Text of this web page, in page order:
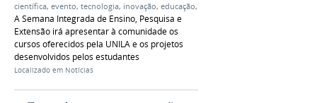
científica, evento, tecnologia, inovação, educação,
A Semana Integrada de Ensino, Pesquisa e
Extensão irá apresentar à comunidade os
cursos oferecidos pela UNILA e os projetos
desenvolvidos pelos estudantes
Localizado em Notícias